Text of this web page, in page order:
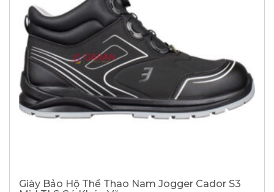
Giày Bảo Hộ Thể Thao Nam Jogger Cador S3